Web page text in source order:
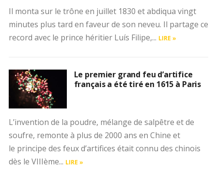
Il monta sur le trône en juillet 1830 et abdiqua vingt
minutes plus tard en faveur de son neveu. Il partage ce
record avec le prince héritier Luís Filipe,... LIRE »
Le premier grand feu d’artifice
français a été tiré en 1615 à Paris
L’invention de la poudre, mélange de salpêtre et de
soufre, remonte à plus de 2000 ans en Chine et
le principe des feux d’artifices était connu des chinois
dès le VIIIème... LIRE »